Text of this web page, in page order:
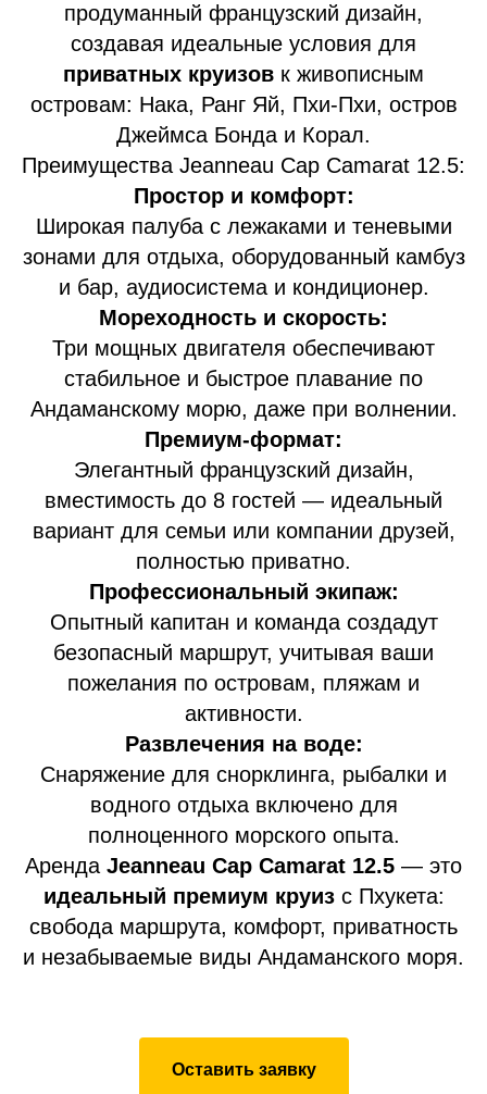
продуманный французский дизайн,
создавая идеальные условия для
приватных круизов к живописным
островам: Нака, Ранг Яй, Пхи-Пхи, остров
Джеймса Бонда и Корал.
Преимущества Jeanneau Cap Camarat 12.5:
Простор и комфорт:
Широкая палуба с лежаками и теневыми
зонами для отдыха, оборудованный камбуз
и бар, аудиосистема и кондиционер.
Мореходность и скорость:
Три мощных двигателя обеспечивают
стабильное и быстрое плавание по
Андаманскому морю, даже при волнении.
Премиум-формат:
Элегантный французский дизайн,
вместимость до 8 гостей — идеальный
вариант для семьи или компании друзей,
полностью приватно.
Профессиональный экипаж:
Опытный капитан и команда создадут
безопасный маршрут, учитывая ваши
пожелания по островам, пляжам и
активности.
Развлечения на воде:
Снаряжение для снорклинга, рыбалки и
водного отдыха включено для
полноценного морского опыта.
Аренда Jeanneau Cap Camarat 12.5 — это
идеальный премиум круизс Пхукета:
свобода маршрута, комфорт, приватность
и незабываемые виды Андаманского моря.
Оставить заявку